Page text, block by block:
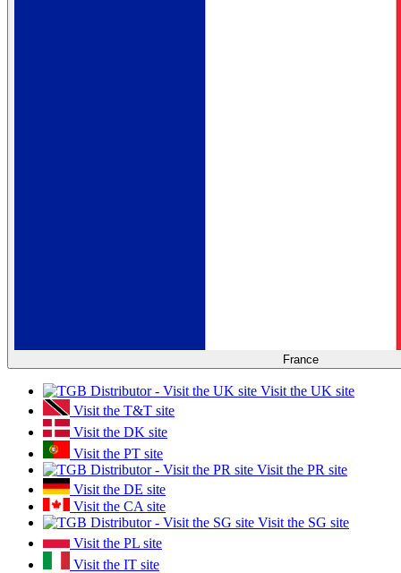
France
Visit the UK site
Visit the T&T site
Visit the DK site
Visit the PT site
Visit the PR site
Visit the DE site
Visit the CA site
Visit the SG site
Visit the PL site
Visit the IT site